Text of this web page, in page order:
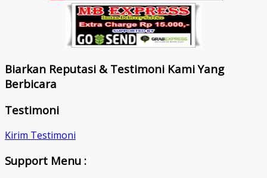
Biarkan Reputasi & Testimoni Kami Yang
Berbicara
Testimoni
Kirim Testimoni
Support Menu :